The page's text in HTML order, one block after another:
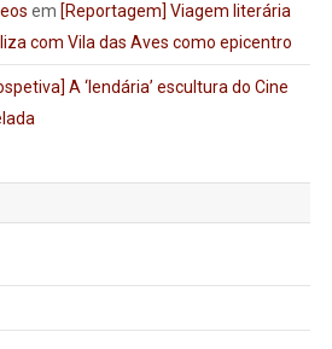
em [Reportagem] Viagem literária
com Vila das Aves como epicentro
A ‘lendária’ escultura do Cine